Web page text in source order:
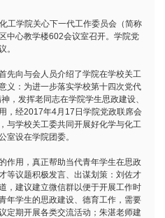
学院关心下一代工作委员会（简称
中心教学楼602会议室召开。学院党
。
向与会人员介绍了学院在学校关工
义：为进一步落实学校第十四次党代
，发挥老同志在学院学生思政建设、
，经2017年4月17日学院党政联席会
与学校关工委共同开展好化学与化工
室设在学院团委。
用，真正帮助当代青年学生在思政
等议题积极发言、出谋划策：刘佐才
，建议建立微信群以便于开展工作时
年学生的思政建设、德育工作，需要
定期开展各类交流活动；朱湛老师建